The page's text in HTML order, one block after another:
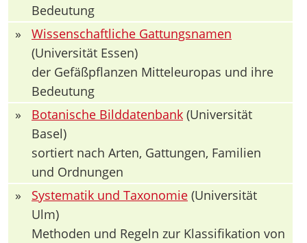
Bedeutung
»
Wissenschaftliche Gattungsnamen
(Universität Essen)
der Gefäßpflanzen Mitteleuropas und ihre
Bedeutung
»
Botanische Bilddatenbank (Universität
Basel)
sortiert nach Arten, Gattungen, Familien
und Ordnungen
»
Systematik und Taxonomie (Universität
Ulm)
Methoden und Regeln zur Klassifikation von